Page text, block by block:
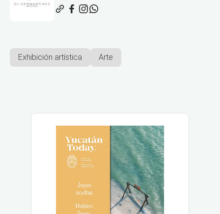
Exhibición artística Arte